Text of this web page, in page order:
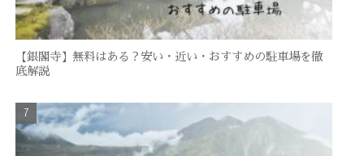
【銀閣寺】無料はある？安い・近い・おすすめの駐車場を徹
底解説